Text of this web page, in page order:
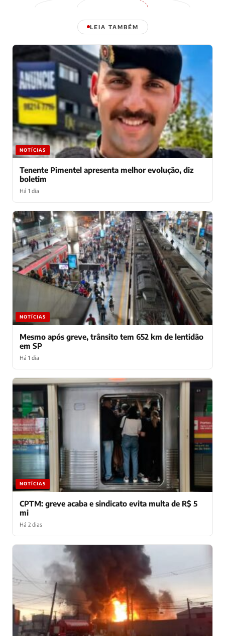
LEIA TAMBÉM
NOTÍCIAS
Tenente Pimentel apresenta melhor evolução, diz
boletim
Há 1 dia
NOTÍCIAS
Mesmo após greve, trânsito tem 652 km de lentidão
em SP
Há 1 dia
NOTÍCIAS
CPTM: greve acaba e sindicato evita multa de R$ 5
mi
Há 2 dias